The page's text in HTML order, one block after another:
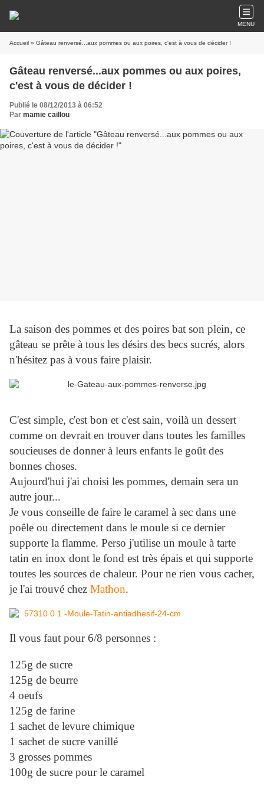
MENU
Accueil » Gâteau renversé...aux pommes ou aux poires, c'est à vous de décider !
Gâteau renversé...aux pommes ou aux poires,
c'est à vous de décider !
Publié le 08/12/2013 à 06:52
Par mamie caillou
La saison des pommes et des poires bat son plein, ce
gâteau se prête à tous les désirs des becs sucrés, alors
n'hésitez pas à vous faire plaisir.
C'est simple, c'est bon et c'est sain, voilà un dessert
comme on devrait en trouver dans toutes les familles
soucieuses de donner à leurs enfants le goût des
bonnes choses.
Aujourd'hui j'ai choisi les pommes, demain sera un
autre jour...
Je vous conseille de faire le caramel à sec dans une
poêle ou directement dans le moule si ce dernier
supporte la flamme. Perso j'utilise un moule à tarte
tatin en inox dont le fond est très épais et qui supporte
toutes les sources de chaleur. Pour ne rien vous cacher,
je l'ai trouvé chez Mathon.
Il vous faut pour 6/8 personnes :
125g de sucre
125g de beurre
4 oeufs
125g de farine
1 sachet de levure chimique
1 sachet de sucre vanillé
3 grosses pommes
100g de sucre pour le caramel